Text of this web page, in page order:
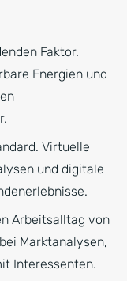
Faktor.
Energien und
Virtuelle
und digitale
Arbeitsalltag von
Marktanalysen,
Interessenten.